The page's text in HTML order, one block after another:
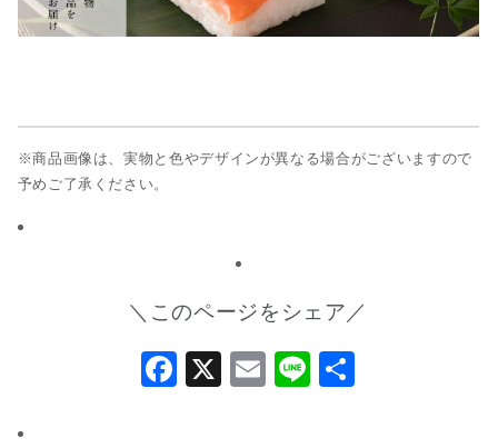
※商品画像は、実物と色やデザインが異なる場合がございますので
予めご了承ください。
＼このページをシェア／
Facebook
X Email
Line